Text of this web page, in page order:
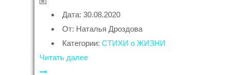
Дата: 30.08.2020
От: Наталья Дроздова
Категории: СТИХИ о ЖИЗНИ
Читать далее